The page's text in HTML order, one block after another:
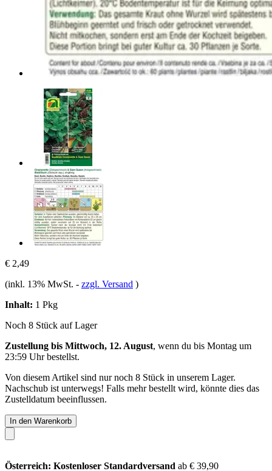
€ 2,49
(inkl. 13% MwSt. - zzgl. Versand )
Inhalt: 1 Pkg
Noch 8 Stück auf Lager
Zustellung bis Mittwoch, 12. August, wenn du bis Montag um
23:59 Uhrbestellst.
Von diesem Artikel sind nur noch 8 Stück in unserem Lager.
Nachschub ist unterwegs! Falls mehr bestellt wird, könnte dies das
Zustelldatum beeinflussen.
In den Warenkorb
Österreich: Kostenloser Standardversand ab € 39,90